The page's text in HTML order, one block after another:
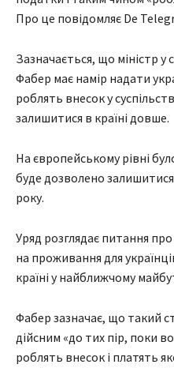
Про це повідомляє De
Зазначається, що міністр
Фабер має намір надати
роблять внесок у
залишитися в країні довше.
На європейському рівні
буде дозволено
року.
Уряд розглядає питання
на проживання для
країні у найближчому
Фабер зазначає, що такий
дійсним «до тих пір, поки
роблять внесок і платять